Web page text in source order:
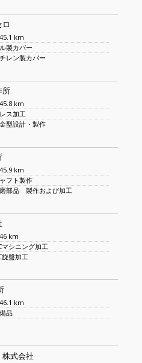
km
製カバー
レン製カバー
所
km
ス加工
型設計・製作
km
フト製作
部品 製作および加工
km
マシニング加工
旋盤加工
km
品
式会社